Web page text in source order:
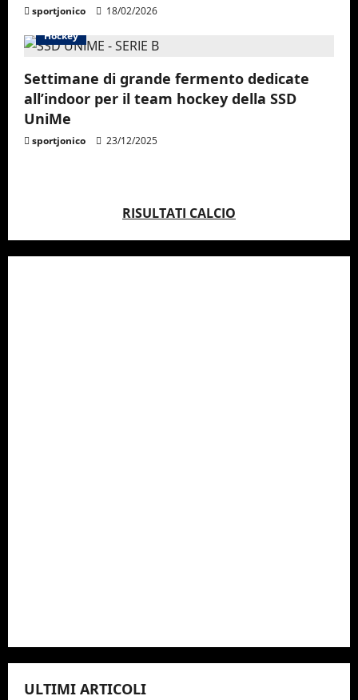
sportjonico
18/02/2026
Hockey
Settimane di grande fermento dedicate
all’indoor per il team hockey della SSD
UniMe
sportjonico 23/12/2025
RISULTATI CALCIO
ULTIMI ARTICOLI